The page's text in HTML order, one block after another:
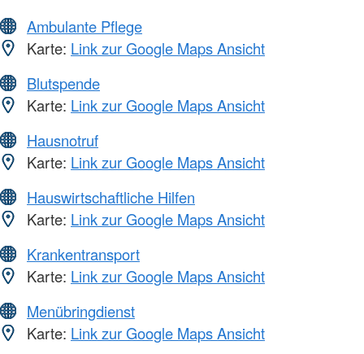
Ambulante Pflege
Karte: Link zur Google Maps Ansicht
Blutspende
Karte: Link zur Google Maps Ansicht
Hausnotruf
Karte: Link zur Google Maps Ansicht
Hauswirtschaftliche Hilfen
Karte: Link zur Google Maps Ansicht
Krankentransport
Karte: Link zur Google Maps Ansicht
Menübringdienst
Karte: Link zur Google Maps Ansicht